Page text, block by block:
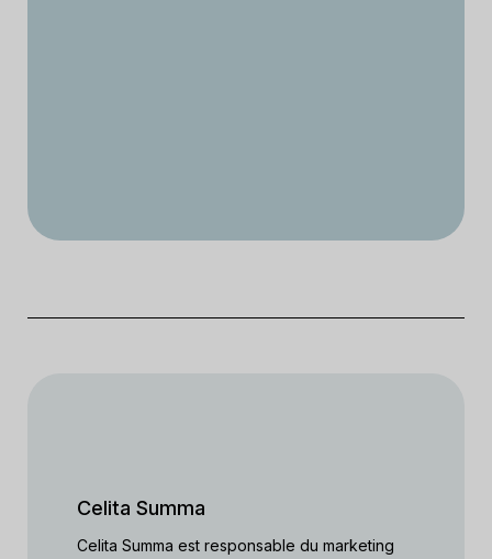
Celita Summa
Celita Summa est responsable du marketing